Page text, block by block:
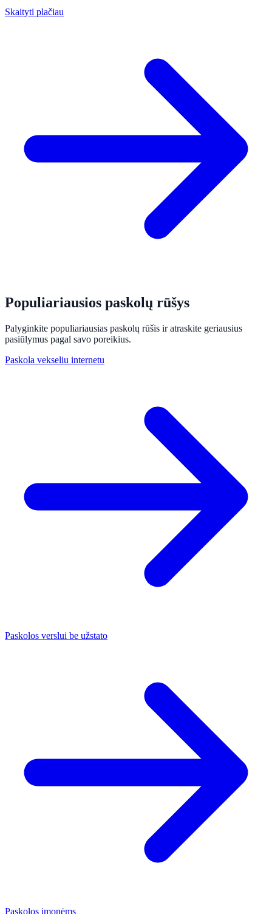
Skaityti plačiau
Populiariausios paskolų rūšys
Palyginkite populiariausias paskolų rūšis ir atraskite geriausius
pasiūlymus pagal savo poreikius.
Paskola vekseliu internetu
Paskolos verslui be užstato
Paskolos įmonėms